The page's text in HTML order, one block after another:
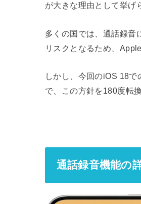
が大きな理由として挙げ
多くの国では、通話録音
リスクとなるため、
しかし、今回のiOS 18
で、この方針を180度転
通話録音機能の